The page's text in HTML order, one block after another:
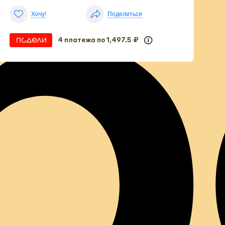
Хочу! Поделиться
4 платежа по 1,497.5 ₽